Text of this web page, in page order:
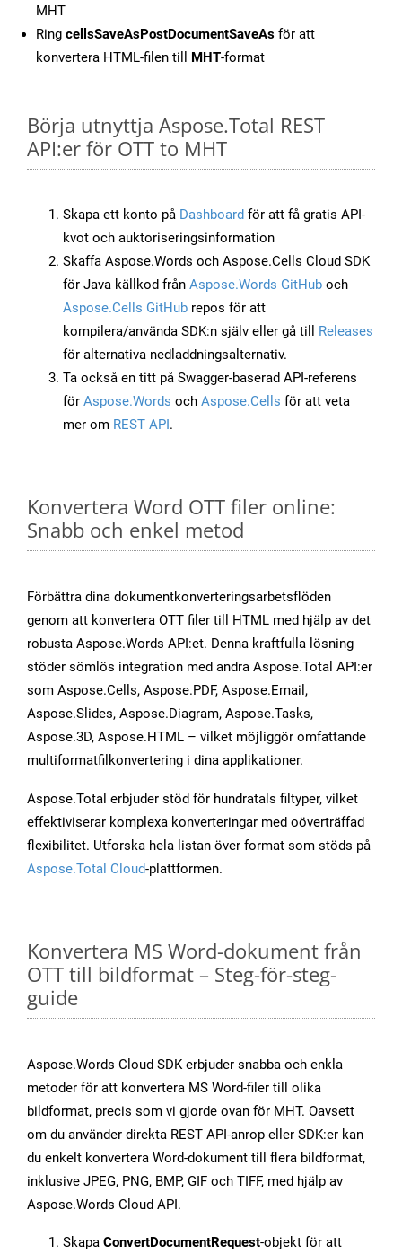
MHT
Ring cellsSaveAsPostDocumentSaveAs för att
konvertera HTML-filen till MHT-format
Börja utnyttja Aspose.Total REST
API:er för OTT to MHT
Skapa ett konto på Dashboard för att få gratis API-
kvot och auktoriseringsinformation
Skaffa Aspose.Words och Aspose.Cells Cloud SDK
för Java källkod från Aspose.Words GitHub och
Aspose.Cells GitHub repos för att
kompilera/använda SDK:n själv eller gå till Releases
för alternativa nedladdningsalternativ.
Ta också en titt på Swagger-baserad API-referens
för Aspose.Words och Aspose.Cells för att veta
mer om REST API.
Konvertera Word OTT filer online:
Snabb och enkel metod
Förbättra dina dokumentkonverteringsarbetsflöden
genom att konvertera OTT filer till HTML med hjälp av det
robusta Aspose.Words API:et. Denna kraftfulla lösning
stöder sömlös integration med andra Aspose.Total API:er
som Aspose.Cells, Aspose.PDF, Aspose.Email,
Aspose.Slides, Aspose.Diagram, Aspose.Tasks,
Aspose.3D, Aspose.HTML – vilket möjliggör omfattande
multiformatfilkonvertering i dina applikationer.
Aspose.Total erbjuder stöd för hundratals filtyper, vilket
effektiviserar komplexa konverteringar med oöverträffad
flexibilitet. Utforska hela listan över format som stöds på
Aspose.Total Cloud-plattformen.
Konvertera MS Word-dokument från
OTT till bildformat – Steg-för-steg-
guide
Aspose.Words Cloud SDK erbjuder snabba och enkla
metoder för att konvertera MS Word-filer till olika
bildformat, precis som vi gjorde ovan för MHT. Oavsett
om du använder direkta REST API-anrop eller SDK:er kan
du enkelt konvertera Word-dokument till flera bildformat,
inklusive JPEG, PNG, BMP, GIF och TIFF, med hjälp av
Aspose.Words Cloud API.
Skapa ConvertDocumentRequest-objekt för att